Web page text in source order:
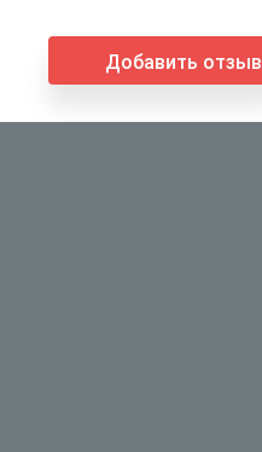
Добавить отзыв